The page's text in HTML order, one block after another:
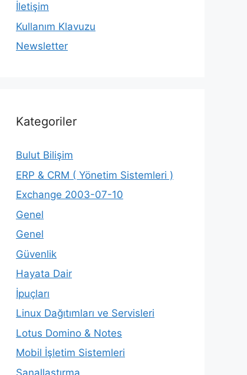
İletişim
Kullanım Klavuzu
Newsletter
Kategoriler
Bulut Bilişim
ERP & CRM ( Yönetim Sistemleri )
Exchange 2003-07-10
Genel
Genel
Güvenlik
Hayata Dair
İpuçları
Linux Dağıtımları ve Servisleri
Lotus Domino & Notes
Mobil İşletim Sistemleri
Sanallaştırma